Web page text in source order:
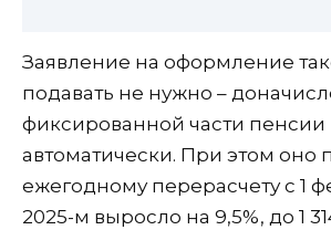
Заявление на оформление
подавать не нужно –
фиксированной части пенсии
автоматически. При этом оно
ежегодному перерасчету с 1
2025-м выросло на 9,5%, до 1